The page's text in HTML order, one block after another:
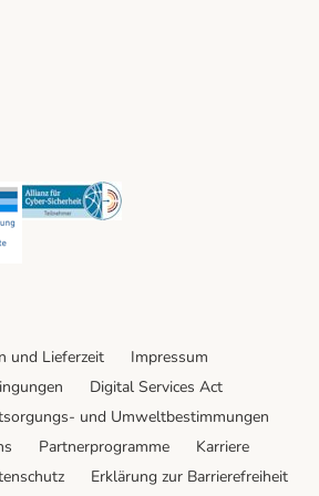
Method
Security Security
und Lieferzeit
Impressum
Digital Services Act
und Umweltbestimmungen
Partnerprogramme
Karriere
Erklärung zur Barrierefreiheit